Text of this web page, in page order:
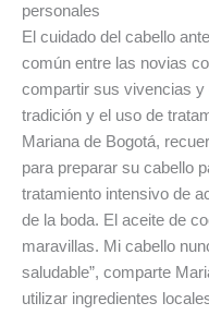
personales
El cuidado del cabello
común entre las novias
compartir sus vivencias
tradición y el uso de
Mariana de Bogotá,
para preparar su cabello
tratamiento intensivo de
de la boda. El aceite de
maravillas. Mi cabello
saludable”, comparte
utilizar ingredientes